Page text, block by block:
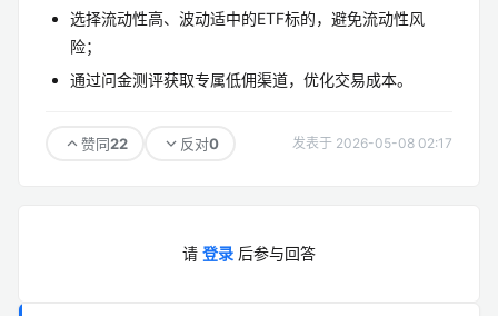
选择流动性高、波动适中的ETF标的，避免流动性风
险；
通过问金测评获取专属低佣渠道，优化交易成本。
赞同22 反对0 发表于 2026-05-08 02:17
请 登录 后参与回答